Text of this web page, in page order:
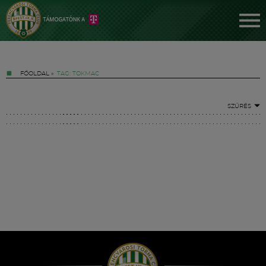
FŐOLDAL » TAG: TOKMAC
SZŰRÉS
Hírek